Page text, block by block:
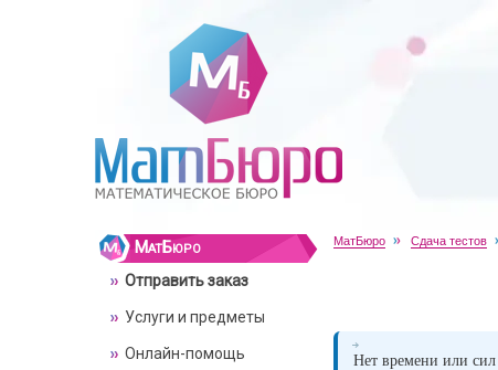
МатБюро Сдача тестов
Нет времени или сил
МатБюро
Отправить заказ
Услуги и предметы
Онлайн-помощь